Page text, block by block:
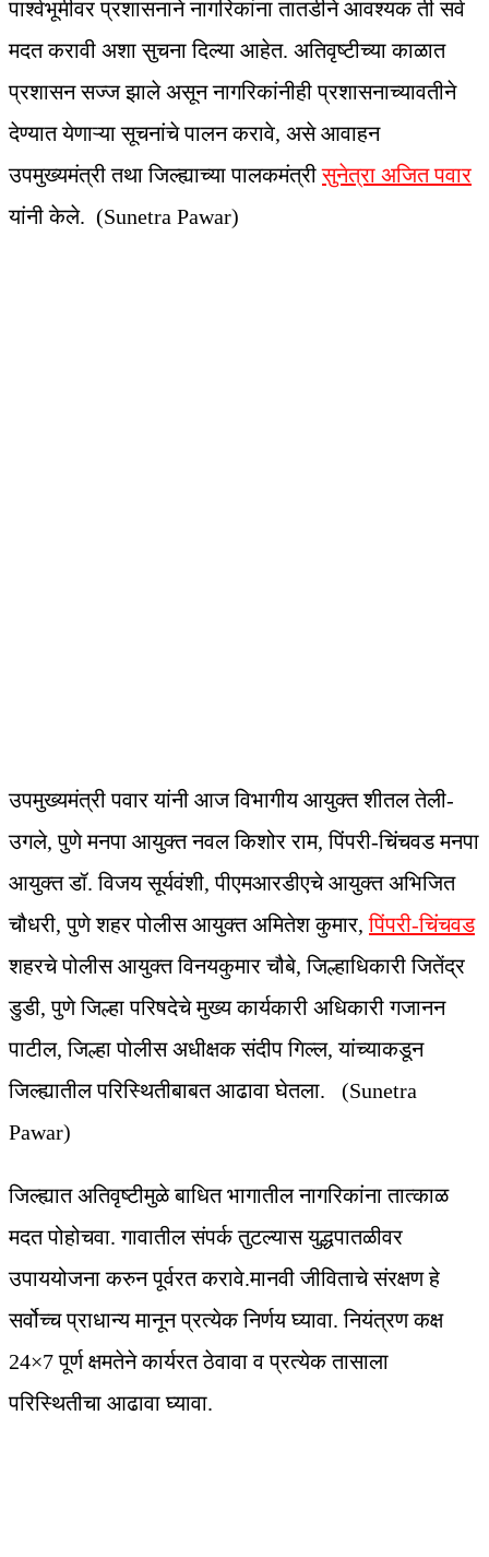
पार्श्वभूमीवर प्रशासनाने नागरिकांना तातडीने आवश्यक ती सर्व
मदत करावी अशा सुचना दिल्या आहेत. अतिवृष्टीच्या काळात
प्रशासन सज्ज झाले असून नागरिकांनीही प्रशासनाच्यावतीने
देण्यात येणाऱ्या सूचनांचे पालन करावे, असे आवाहन
उपमुख्यमंत्री तथा जिल्ह्याच्या पालकमंत्रीसुनेत्रा अजित पवार
यांनी केले. (Sunetra Pawar)
उपमुख्यमंत्री पवार यांनी आज विभागीय आयुक्त शीतल तेली-
उगले, पुणे मनपा आयुक्त नवल किशोर राम, पिंपरी-चिंचवड मनपा
आयुक्त डॉ. विजय सूर्यवंशी, पीएमआरडीएचे आयुक्त अभिजित
चौधरी, पुणे शहर पोलीस आयुक्त अमितेश कुमार,पिंपरी-चिंचवड
शहरचे पोलीस आयुक्त विनयकुमार चौबे, जिल्हाधिकारी जितेंद्र
डुडी, पुणे जिल्हा परिषदेचे मुख्य कार्यकारी अधिकारी गजानन
पाटील, जिल्हा पोलीस अधीक्षक संदीप गिल्ल, यांच्याकडून
जिल्ह्यातील परिस्थितीबाबत आढावा घेतला. (Sunetra
Pawar)
जिल्ह्यात अतिवृष्टीमुळे बाधित भागातील नागरिकांना तात्काळ
मदत पोहोचवा. गावातील संपर्क तुटल्यास युद्धपातळीवर
उपाययोजना करुन पूर्वरत करावे.मानवी जीविताचे संरक्षण हे
सर्वोच्च प्राधान्य मानून प्रत्येक निर्णय घ्यावा. नियंत्रण कक्ष
24×7 पूर्ण क्षमतेने कार्यरत ठेवावा व प्रत्येक तासाला
परिस्थितीचा आढावा घ्यावा.